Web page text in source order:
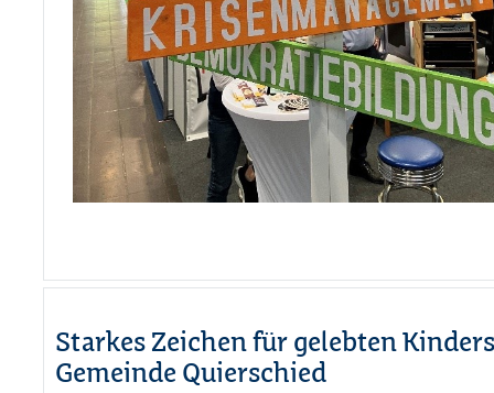
Starkes Zeichen für gelebten
Gemeinde Quierschied